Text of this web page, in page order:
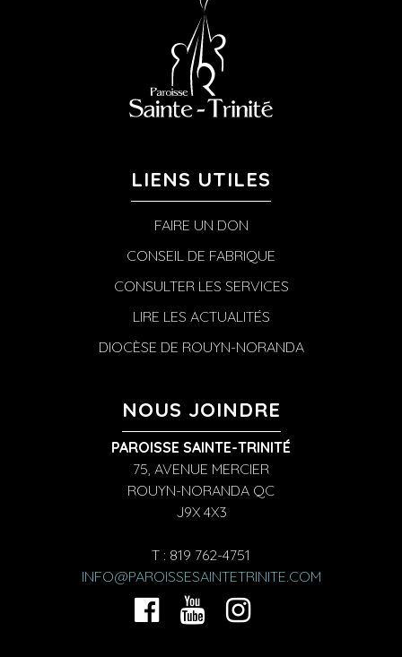
LIENS UTILES
FAIRE UN DON
CONSEIL DE FABRIQUE
CONSULTER LES SERVICES
LIRE LES ACTUALITÉS
DIOCÈSE DE ROUYN-NORANDA
NOUS JOINDRE
PAROISSE SAINTE-TRINITÉ
75, AVENUE MERCIER
ROUYN-NORANDA QC
J9X 4X3
T : 819 762-4751
INFO@PAROISSESAINTETRINITE.COM